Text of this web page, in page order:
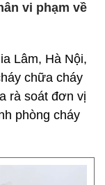
vi phạm về
Lâm, Hà Nội,
chữa cháy
rà soát đơn vị
phòng cháy